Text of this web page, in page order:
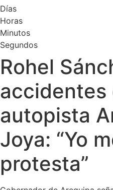
Días
Horas
Minutos
Segundos
Rohel
accidentes
autopista
Joya: “Yo
protesta”